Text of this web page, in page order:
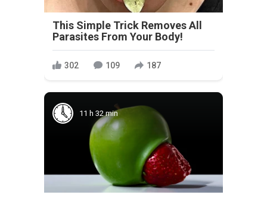
This Simple Trick Removes All
Parasites From Your Body!
302 109 187
11 h 32 min